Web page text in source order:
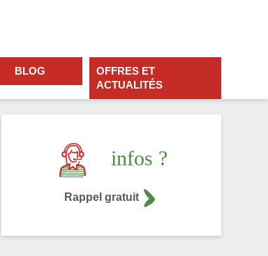
BLOG
OFFRES ET
ACTUALITÉS
infos ?
Rappel gratuit